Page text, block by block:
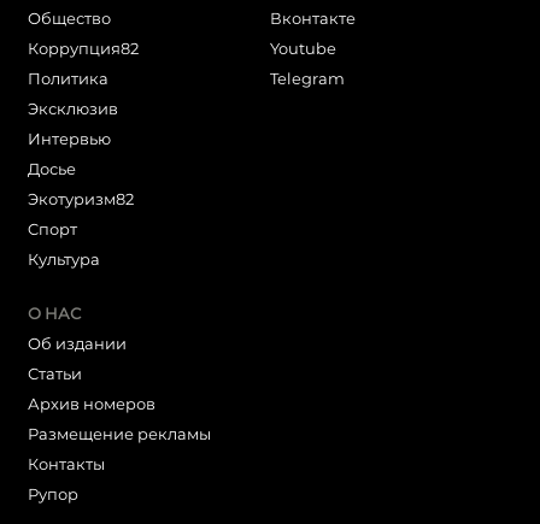
Общество
Коррупция82
Политика
Эксклюзив
Интервью
Досье
Экотуризм82
Cпорт
Культура
Вконтакте
Youtube
Telegram
О НАС
Об издании
Статьи
Архив номеров
Размещение рекламы
Контакты
Рупор